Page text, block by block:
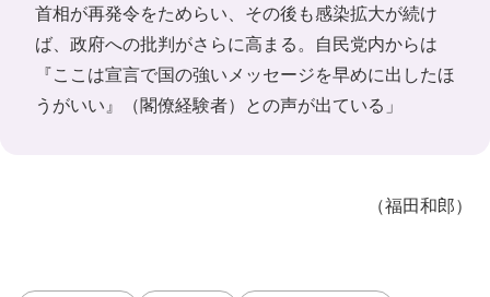
首相が再発令をためらい、その後も感染拡大が続け
ば、政府への批判がさらに高まる。自民党内からは
『ここは宣言で国の強いメッセージを早めに出したほ
うがいい』（閣僚経験者）との声が出ている」
（福田和郎）